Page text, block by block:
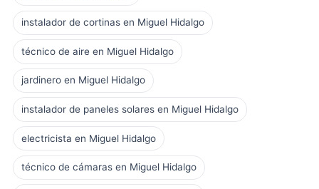
instalador de cortinas en Miguel Hidalgo
técnico de aire en Miguel Hidalgo
jardinero en Miguel Hidalgo
instalador de paneles solares en Miguel Hidalgo
electricista en Miguel Hidalgo
técnico de cámaras en Miguel Hidalgo